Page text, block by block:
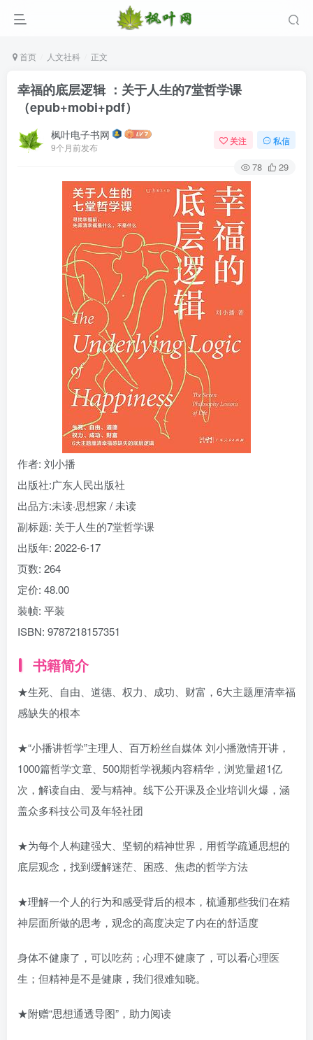
首页 人文社科 正文
幸福的底层逻辑 ：关于人生的7堂哲学课
（epub+mobi+pdf）
枫叶电子书网
9个月前发布
关注 私信
78 29
作者: 刘小播
出版社:广东人民出版社
出品方:未读·思想家 / 未读
副标题: 关于人生的7堂哲学课
出版年: 2022-6-17
页数: 264
定价: 48.00
装帧: 平装
ISBN: 9787218157351
书籍简介
★生死、自由、道德、权力、成功、财富，6大主题厘清幸福
感缺失的根本
★“小播讲哲学”主理人、百万粉丝自媒体 刘小播激情开讲，
1000篇哲学文章、500期哲学视频内容精华，浏览量超1亿
次，解读自由、爱与精神。线下公开课及企业培训火爆，涵
盖众多科技公司及年轻社团
★为每个人构建强大、坚韧的精神世界，用哲学疏通思想的
底层观念，找到缓解迷茫、困惑、焦虑的哲学方法
★理解一个人的行为和感受背后的根本，梳通那些我们在精
神层面所做的思考，观念的高度决定了内在的舒适度
身体不健康了，可以吃药；心理不健康了，可以看心理医
生；但精神是不是健康，我们很难知晓。
★附赠“思想通透导图”，助力阅读
登录
没有账号？立即注册
用户名/手机号/邮箱
登录密码
记住登录 找回密码
登录
社交账号登录